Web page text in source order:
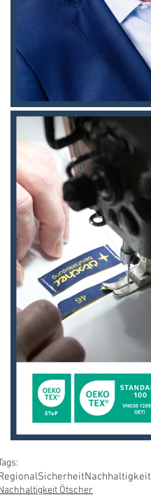
SicherheitNachhaltigkeit
Ötscher